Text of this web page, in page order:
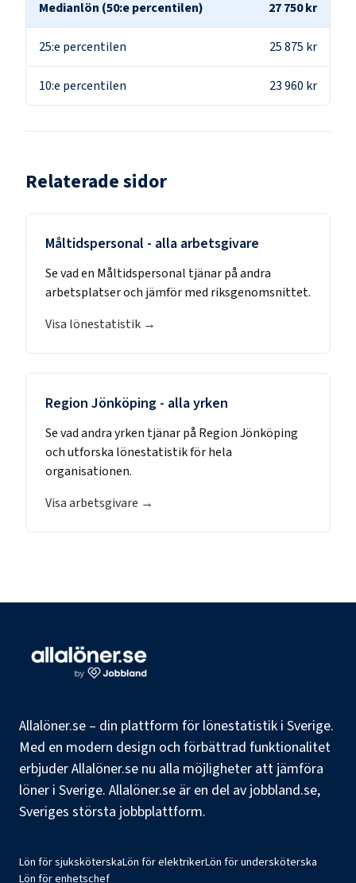
Medianlön (50:e percentilen) 27 750 kr
25:e percentilen 25 875 kr
10:e percentilen 23 960 kr
Relaterade sidor
Måltidspersonal - alla arbetsgivare
Se vad en Måltidspersonal tjänar på andra
arbetsplatser och jämför med riksgenomsnittet.
Visa lönestatistik →
Region Jönköping - alla yrken
Se vad andra yrken tjänar på Region Jönköping
och utforska lönestatistik för hela
organisationen.
Visa arbetsgivare →
Allalöner.se – din plattform för lönestatistik i Sverige.
Med en modern design och förbättrad funktionalitet
erbjuder Allalöner.se nu alla möjligheter att jämföra
löner i Sverige. Allalöner.se är en del av jobbland.se,
Sveriges största jobbplattform.
Lön för sjuksköterskaLön för elektrikerLön för undersköterska
Lön för enhetschef